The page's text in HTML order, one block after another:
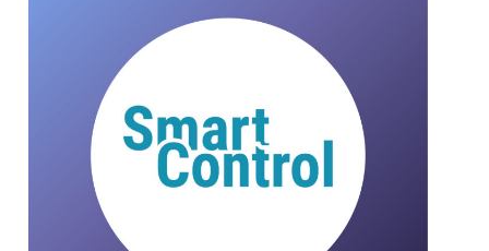
Smart Control | Trazabilidad y